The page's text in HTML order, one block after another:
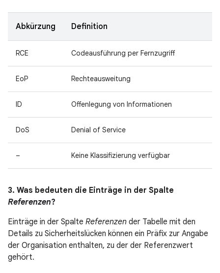
Abkürzung Definition
RCE Codeausführung per Fernzugriff
EoP Rechteausweitung
ID Offenlegung von Informationen
DoS Denial of Service
– Keine Klassifizierung verfügbar
3. Was bedeuten die Einträge in der Spalte
Referenzen?
Einträge in der Spalte Referenzen der Tabelle mit den
Details zu Sicherheitslücken können ein Präfix zur Angabe
der Organisation enthalten, zu der der Referenzwert
gehört.